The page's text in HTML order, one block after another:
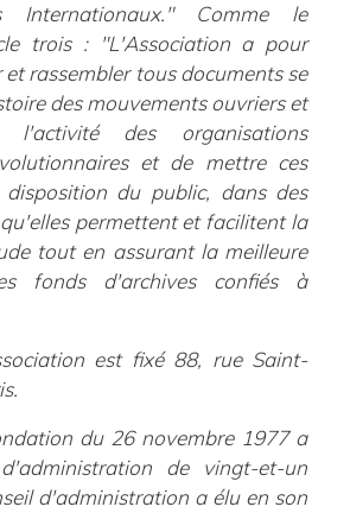
Internationaux." Comme le
trois: "L'Association a pour
rassembler tous documents se
des mouvements ouvriers et
l'activité des organisations
et de mettre ces
du public, dans des
permettent et facilitent la
tout en assurant la meilleure
fonds d'archives confiés à
est fixé 88, rue Saint-
du 26 novembre 1977 a
de vingt-et-un
d'administration a élu en son